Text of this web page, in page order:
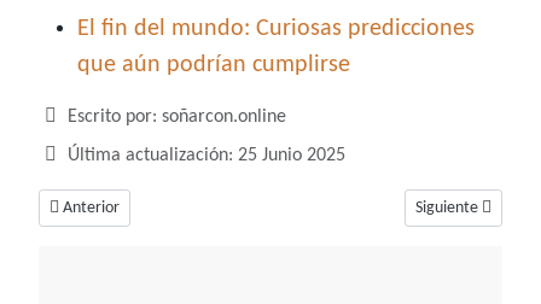
El fin del mundo: Curiosas predicciones
que aún podrían cumplirse
Detalles
Escrito por: soñarcon.online
Última actualización: 25 Junio 2025
Artículo anterior: Soñar con fiesta, un sueño cargado de celebraciones y
Anterior Artículo siguiente:
Siguiente